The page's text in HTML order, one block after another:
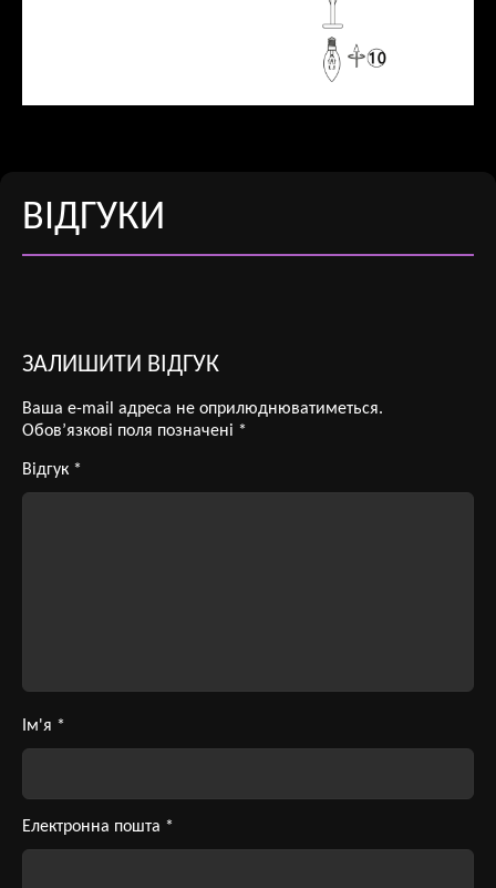
ВІДГУКИ
ЗАЛИШИТИ ВІДГУК
Ваша e-mail адреса не оприлюднюватиметься.
Обов’язкові поля позначені *
Відгук *
Ім'я *
Електронна пошта *